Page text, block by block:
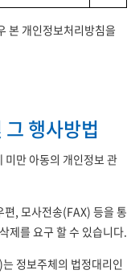
본 개인정보처리방침을
행사방법
미만 아동의 개인정보 관
, 모사전송(FAX) 등을 통
제를 요구 할 수 있습니다.
정보주체의 법정대리인